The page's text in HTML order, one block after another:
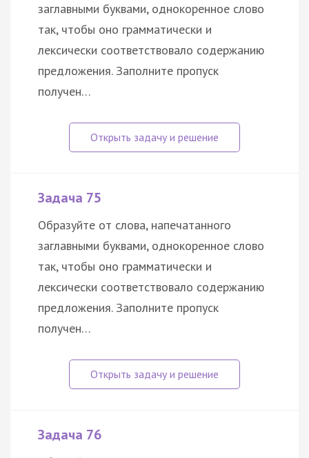
заглавными буквами, однокоренное слово
так, чтобы оно грамматически и
лексически соответствовало содержанию
предложения. Заполните пропуск
получен…
Задача 75
Образуйте от слова, напечатанного
заглавными буквами, однокоренное слово
так, чтобы оно грамматически и
лексически соответствовало содержанию
предложения. Заполните пропуск
получен…
Задача 76